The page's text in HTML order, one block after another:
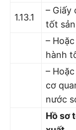
1.13.1
– Giấy
tốt
–
hành
–
cơ
nước
Hồ sơ